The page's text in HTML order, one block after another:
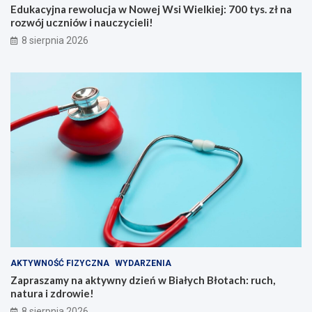
k
d
b
a
b
i
w
o
d
ą
s
.
z
ł
w
ó
n
a
u
c
Edukacyjna rewolucja w Nowej Wsi Wielkiej: 700 tys. zł na
rozwój uczniów i nauczycieli!
8 sierpnia 2026
AKTYWNOŚĆ FIZYCZNA WYDARZENIA
Zapraszamy na aktywny dzień w Białych Błotach: ruch,
natura i zdrowie!